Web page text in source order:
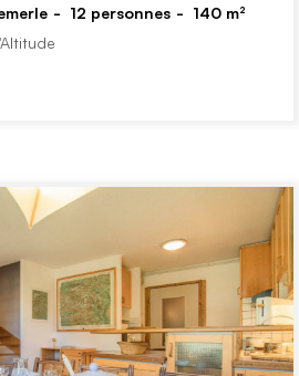
12 personnes 140 m²